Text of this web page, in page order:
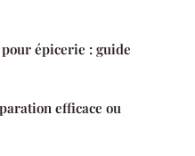
épicerie : guide
efficace ou